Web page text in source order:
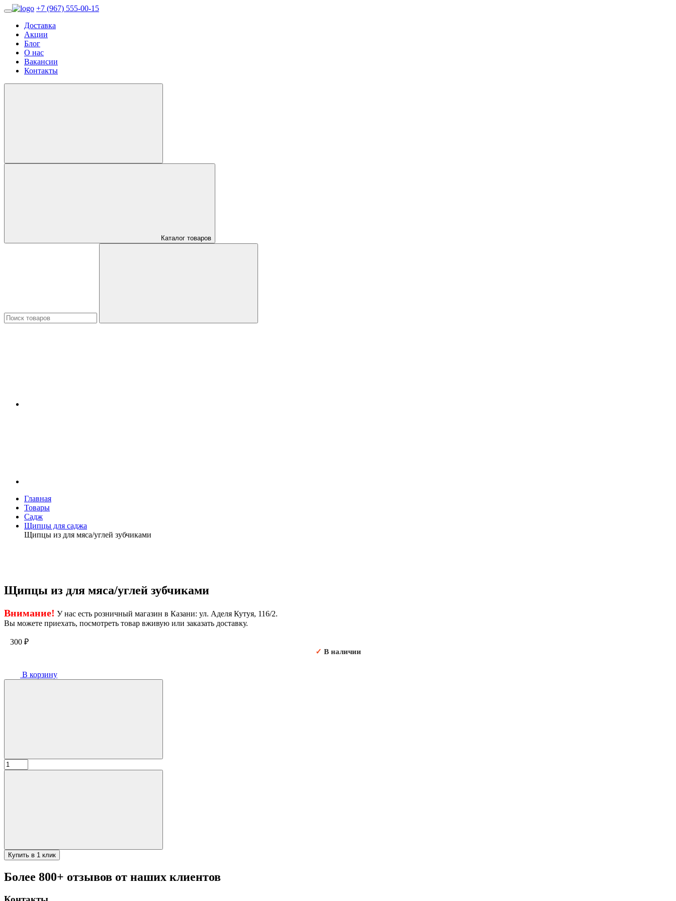
+7 (967) 555-00-15
Доставка
Акции
Блог
О нас
Вакансии
Контакты
Каталог товаров
Главная
Товары
Садж
Щипцы для саджа
Щипцы из для мяса/углей зубчиками
Щипцы из для мяса/углей зубчиками
Внимание! У нас есть розничный магазин в Казани: ул. Аделя Кутуя, 116/2.
Вы можете приехать, посмотреть товар вживую или заказать доставку.
300 ₽
✓ В наличии
В корзину
Количество
товара
Купить в 1 клик
Более 800+ отзывов от наших клиентов